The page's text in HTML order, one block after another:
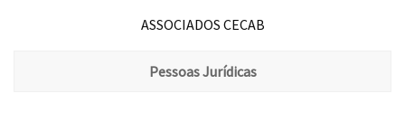
ASSOCIADOS CECAB
Pessoas Jurídicas